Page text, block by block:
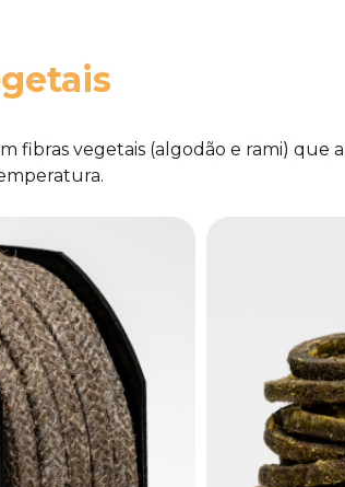
fibras vegetais (algodão e rami) que